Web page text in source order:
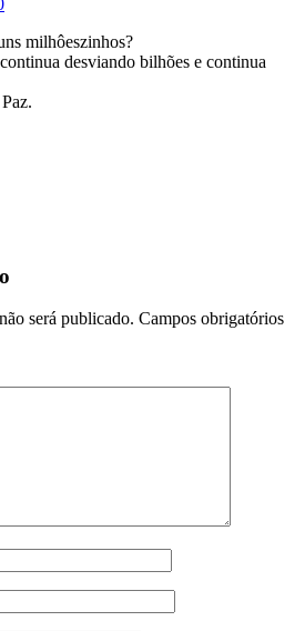
milhôeszinhos?
desviando bilhões e continua
será publicado. Campos obrigatórios